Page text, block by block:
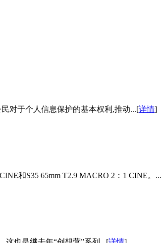
对于个人信息保护的基本权利,推动...[详情]
和S35 65mm T2.9 MACRO 2：1 CINE。